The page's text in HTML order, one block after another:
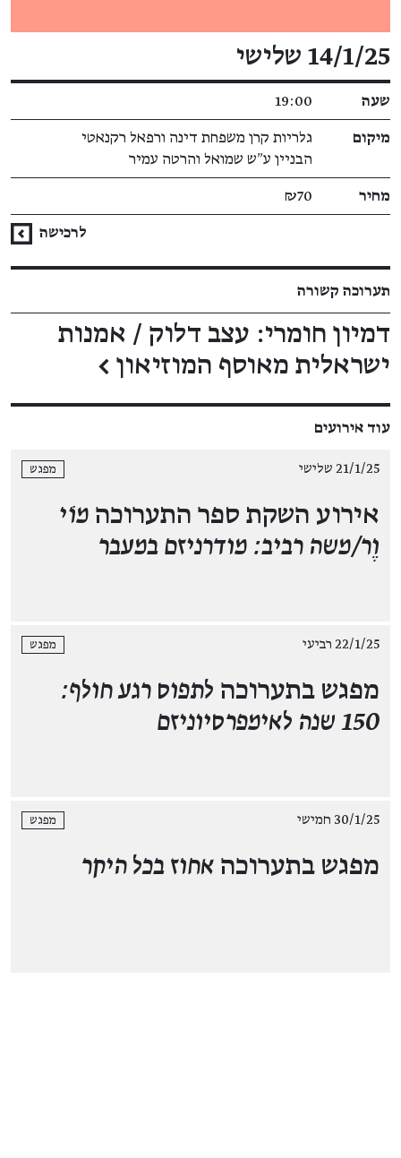
פרטי האירוע
14/1/25 שלישי
שעה 19:00
מיקום
גלריות קרן משפחת דינה ורפאל רקנאטי
הבניין ע״ש שמואל והרטה עמיר
מחיר ₪70
לרכישה
תערוכה קשורה
דמיון חומרי: עצב דלוק / אמנות
ישראלית מאוסף המוזיאון ←
עוד אירועים
21/1/25 שלישי מפגש
אירוע השקת ספר התערוכה מוֹי
וֶר/משה רביב: מודרניזם במעבר
22/1/25 רביעי מפגש
מפגש בתערוכה לתפוס רגע חולף:
150 שנה לאימפרסיוניזם
30/1/25 חמישי מפגש
מפגש בתערוכה אחוז בכל היקר